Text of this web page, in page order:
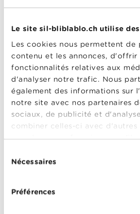
Le site sil-bliblablo.ch utilise
Les cookies nous permettent de
contenu et les annonces, d'offrir
fonctionnalités relatives aux
d'analyser notre trafic. Nous
également des informations sur
notre site avec nos partenaires
sociaux, de publicité et
combiner celles-ci avec d'autres
vous leur avez fournies ou qu'ils
duNécessaires
Préférences
Au programme
Séance de dédicaces
Photobooth pour repartir
Léo, la mascotte du LHC
abonnement LHC saison
Grosse surprise
Dans quelques jours, vous aurez
abonnement LHC 2025/26 entre les
pour cela, il faudra venir à la
Kahun, Ken Jäger, Angelina
Natalie Musilovaà notre Espace
Lieu: Espace clients SiL,